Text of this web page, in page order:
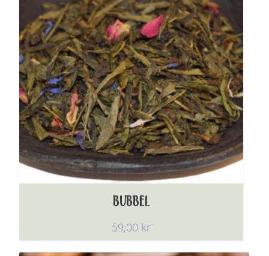
BUBBEL
59,00 kr